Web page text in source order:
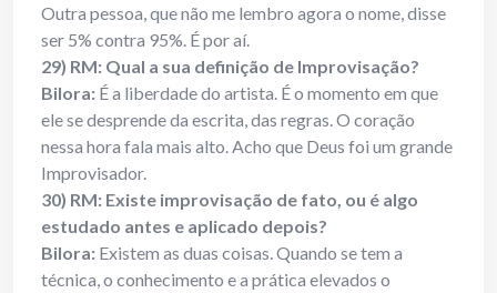
Outra pessoa, que não me lembro agora o nome, disse
ser 5% contra 95%. É por aí.
29) RM: Qual a sua definição de Improvisação?
Bilora: É a liberdade do artista. É o momento em que
ele se desprende da escrita, das regras. O coração
nessa hora fala mais alto. Acho que Deus foi um grande
Improvisador.
30) RM: Existe improvisação de fato, ou é algo
estudado antes e aplicado depois?
Bilora: Existem as duas coisas. Quando se tem a
técnica, o conhecimento e a prática elevados o